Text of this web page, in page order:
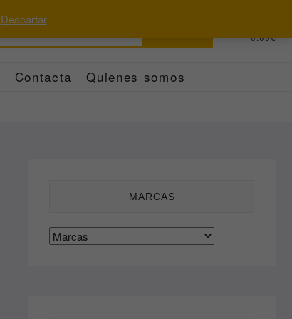
Descartar
0.00€
Contacta Quienes somos
MARCAS